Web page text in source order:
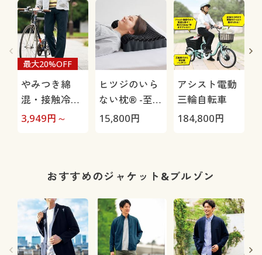
やみつき綿
混・接触冷感
パンツ(ウエス
最大20%OFF
3,949円～
ヒツジのいら
ない枕® -至
極-
15,800円
アシスト電動
三輪自転車
184,800円
おすすめのジャケット&ブルゾン